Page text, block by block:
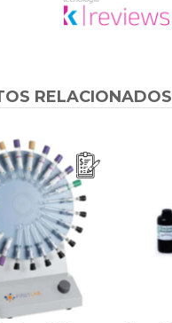
RELACIONADOS